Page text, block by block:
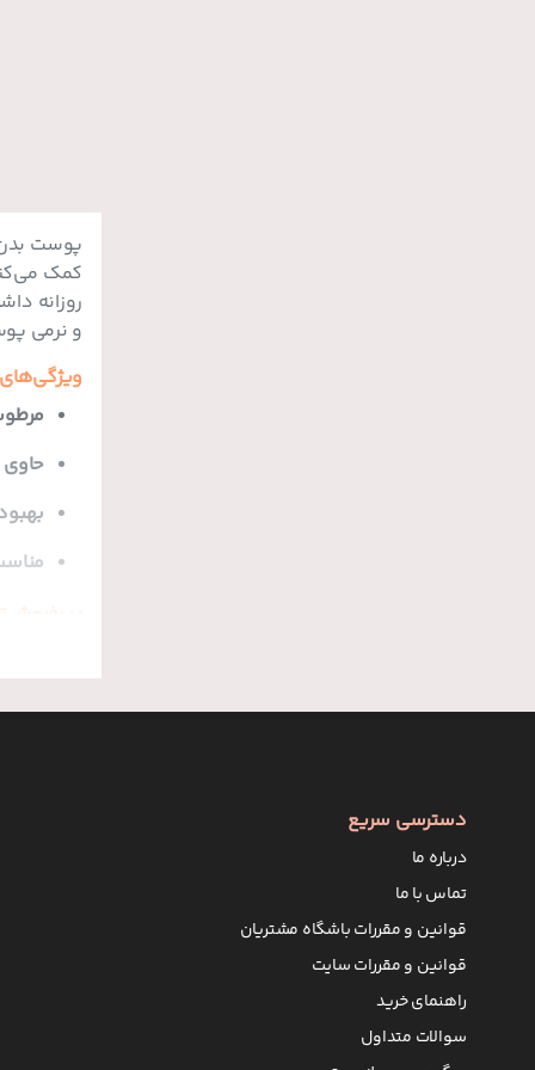
پوست بدن
کمک
روزانه
و نرمی
استفاده
برای
همچنین
چرا
دسترسی سریع
درباره ما
تماس با ما
قوانین و مقررات باشگاه مشتریان
قوانین و مقررات سایت
راهنمای خرید
سوالات متداول